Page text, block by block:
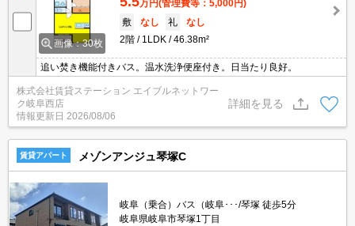
画像：30枚
万円(管理費等：5,000円)
敷
なし 礼
なし
2階
1LDK 46.38m²
追い焚き機能付きバス。温水洗浄便座付き。日当たり良好。
株式会社賃貸ステーション エイブルネットワー
ク岐阜西店
情報更新日 2026/08/06
詳細を見る
賃貸アパート メゾンアンジュ琴塚C
岐阜（乗合）バス（岐阜･･･/琴塚 徒歩5分
岐阜県岐阜市琴塚1丁目